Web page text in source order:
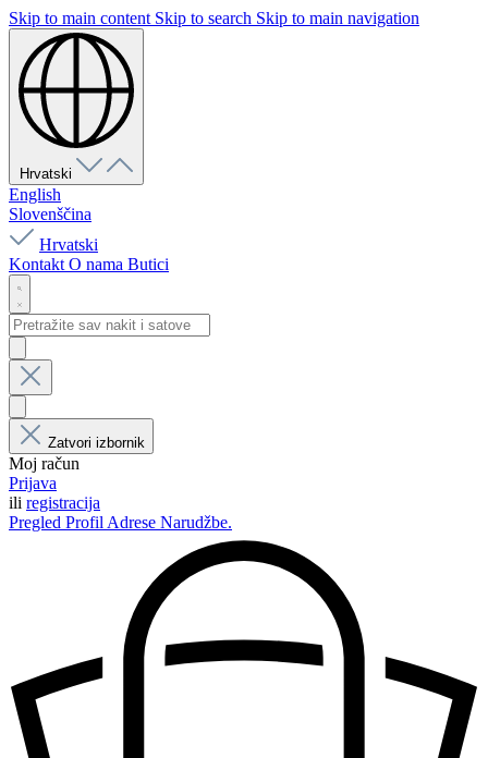
Skip to main content Skip to search Skip to main navigation
Hrvatski
English
Slovenščina
Hrvatski
Kontakt O nama Butici
Zatvori izbornik
Moj račun
Prijava
ili registracija
Pregled Profil Adrese Narudžbe.